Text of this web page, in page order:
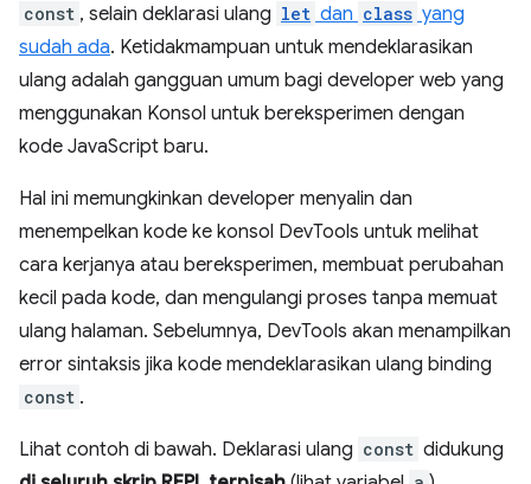
const , selain deklarasi ulang let dan class yang
sudah ada. Ketidakmampuan untuk mendeklarasikan
ulang adalah gangguan umum bagi developer web yang
menggunakan Konsol untuk bereksperimen dengan
kode JavaScript baru.
Hal ini memungkinkan developer menyalin dan
menempelkan kode ke konsol DevTools untuk melihat
cara kerjanya atau bereksperimen, membuat perubahan
kecil pada kode, dan mengulangi proses tanpa memuat
ulang halaman. Sebelumnya, DevTools akan menampilkan
error sintaksis jika kode mendeklarasikan ulang binding
const .
Lihat contoh di bawah. Deklarasi ulang const didukung